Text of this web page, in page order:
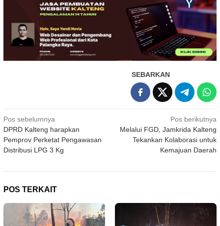
SEBARKAN
Navigasi
pos
Pos sebelumnya
DPRD Kalteng harapkan
Pemprov Perketat Pengawasan
Distribusi LPG 3 Kg
Pos berikutnya
Melalui FGD, Jamkrida Kalteng
Tekankan Kolaborasi untuk
Kemajuan Daerah
POS TERKAIT